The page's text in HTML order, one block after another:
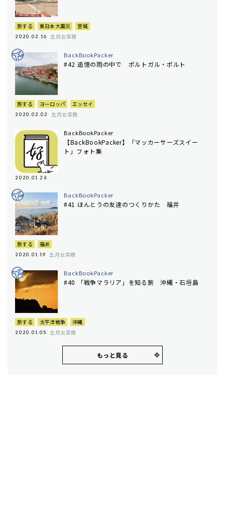
旅する 東日本大震災 宮城
2020.02.16 五月女菜穂
BackBookPacker
#42 追憶の雨の中で ポルトガル・ポルト
旅する ヨーロッパ エッセイ
2020.02.02 五月女菜穂
BackBookPacker
【BackBookPacker】「マッカーサーズスイー
ト」フォト集
2020.01.28
BackBookPacker
#41 ほんとうの友達のつくりかた 福井
旅する 福井
2020.01.19 五月女菜穂
BackBookPacker
#40 「戦争マラリア」を知る旅 沖縄・石垣島
旅する 太平洋戦争 沖縄
2020.01.05 五月女菜穂
もっと見る